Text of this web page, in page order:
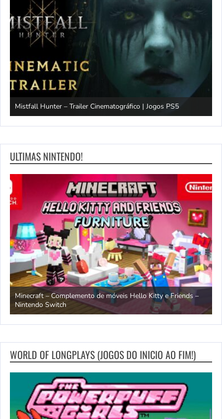
Mistfall Hunter – Trailer Cinematográfico | Jogos PS5
ULTIMAS NINTENDO!
Minecraft – Complemento de móveis Hello Kitty e Friends –
Nintendo Switch
WORLD OF LONGPLAYS (JOGOS DO INICIO AO FIM!)